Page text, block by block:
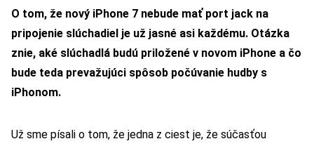
O tom, že nový iPhone 7 nebude mať port jack na
pripojenie slúchadiel je už jasné asi každému. Otázka
znie, aké slúchadlá budú priložené v novom iPhone a čo
bude teda prevažujúci spôsob počúvanie hudby s
iPhonom.
Už sme písali o tom, že jedna z ciest je, že súčasťou